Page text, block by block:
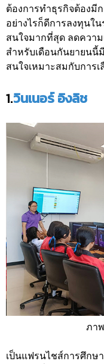
ต้องการทำธุรกิจต้องมี
อย่างไรก็ดีการลงทุนใ
สนใจมากที่สุด ลดความ
สำหรับเดือนกันยายนนี้
สนใจเหมาะสมกับการ
1.วินเนอร์ อิงลิช
ภา
เป็นแฟรนไชส์การศึกษ